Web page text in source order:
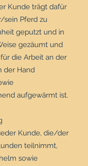
Kunde trägt dafür
sein Pferd zu
geputzt und in
gezäumt und
die Arbeit an der
der Hand
aufgewärmt ist.
Kunde, die/der
teilnimmt,
sowie